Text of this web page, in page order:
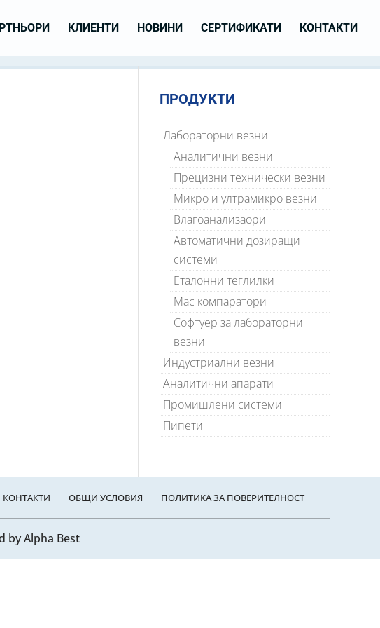
КЛИЕНТИ НОВИНИ СЕРТИФИКАТИ КОНТАКТИ
ПРОДУКТИ
Лабораторни везни
Аналитични везни
Прецизни технически везни
Микро и ултрамикро везни
Влагоанализаори
Автоматични дозиращи
системи
Еталонни теглилки
Мас компаратори
Софтуер за лабораторни
везни
Индустриални везни
Аналитични апарати
Промишлени системи
Пипети
КОНТАКТИ ОБЩИ УСЛОВИЯ ПОЛИТИКА ЗА ПОВЕРИТЕЛНОСТ
byAlpha Best